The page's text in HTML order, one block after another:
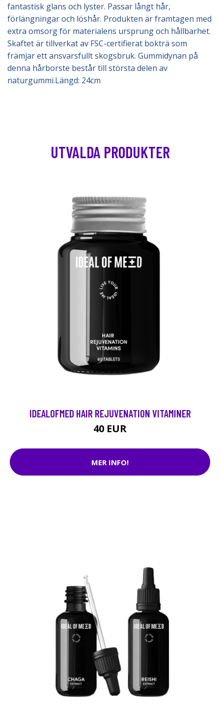
fantastisk glans och lyster. Passar långt hår,
förlängningar och löshår. Produkten är framtagen med
extra omsorg för materialens ursprung och hållbarhet.
Skaftet är tillverkat av FSC-certifierat bokträ som
främjar ett ansvarsfullt skogsbruk. Gummidynan på
denna hårborste består till största delen av
naturgummi.Längd: 24cm
UTVALDA PRODUKTER
IDEALOFMED HAIR REJUVENATION VITAMINER
40 EUR
MER INFO!